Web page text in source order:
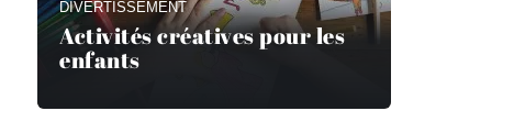
DIVERTISSEMENT
Activités créatives pour les
enfants